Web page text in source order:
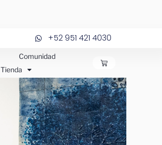
+52 951 421 4030
Comunidad
Tienda CARRITO